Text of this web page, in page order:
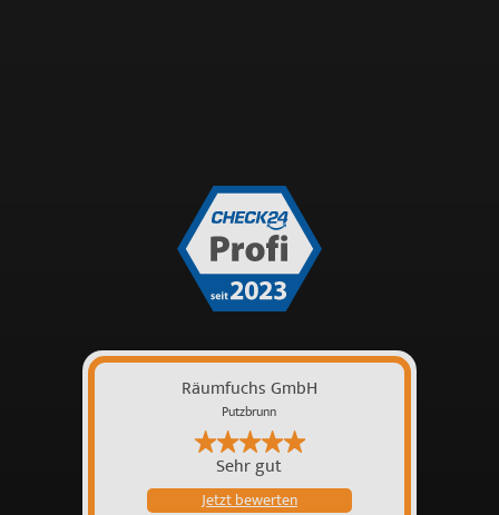
Räumfuchs GmbH
Putzbrunn
Sehr gut
Jetzt bewerten